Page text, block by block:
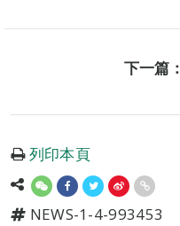
下一篇：
列印本頁
NEWS-1-4-993453